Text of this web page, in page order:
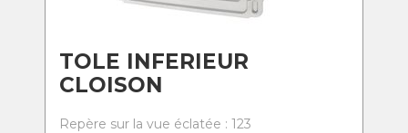
TOLE INFERIEUR
CLOISON
Repère sur la vue éclatée : 123